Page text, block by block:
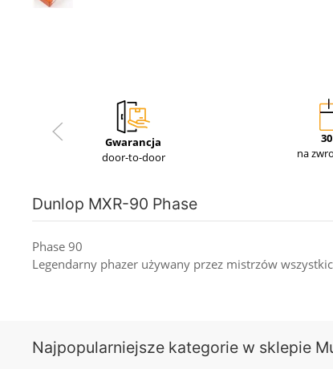
Gwarancja
door-to-door
na
Dunlop MXR-90 Phase
Phase 90
Legendarny phazer używany przez mistrzów
Najpopularniejsze kategorie w sklepie